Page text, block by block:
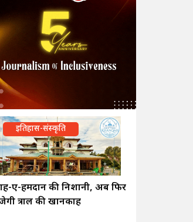
इतिहास-संस्कृति
ए-हमदान की निशानी, अब फिर
त्राल की खानकाह